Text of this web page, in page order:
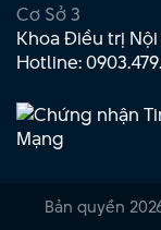
Cơ Sở 3
Khoa Điều trị Nội
Hotline:
Bản quyền